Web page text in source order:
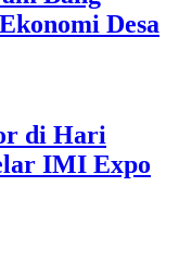
Desa
di Hari
IMI Expo